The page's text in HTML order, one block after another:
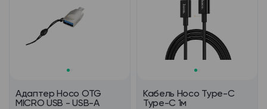
Адаптер Hoco OTG
MICRO USB - USB-A
Кабель Hoco Type-C
Type-C 1м